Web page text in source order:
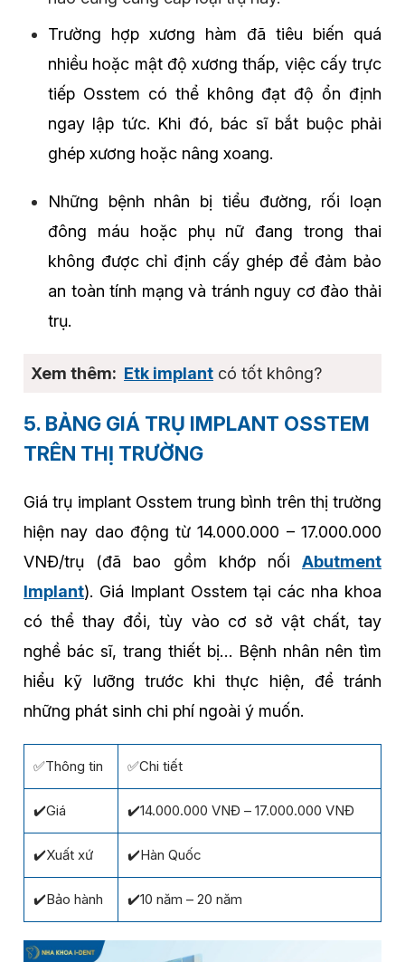
Trường hợp xương hàm đã tiêu biến quá
nhiều hoặc mật độ xương thấp, việc cấy trực
tiếp Osstem có thể không đạt độ ổn định
ngay lập tức. Khi đó, bác sĩ bắt buộc phải
ghép xương hoặc nâng xoang.
Những bệnh nhân bị tiểu đường, rối loạn
đông máu hoặc phụ nữ đang trong thai
không được chỉ định cấy ghép để đảm bảo
an toàn tính mạng và tránh nguy cơ đào thải
trụ.
Etk implant có tốt không?
5. BẢNG GIÁ TRỤ IMPLANT OSSTEM
TRÊN THỊ TRƯỜNG
Giá trụ implant Osstem trung bình trên thị trường
hiện nay dao động từ 14.000.000 – 17.000.000
VNĐ/trụ (đã bao gồm khớp nối Abutment
Implant). Giá Implant Osstem tại các nha khoa
có thể thay đổi, tùy vào cơ sở vật chất, tay
nghề bác sĩ, trang thiết bị… Bệnh nhân nên tìm
hiểu kỹ lưỡng trước khi thực hiện, để tránh
những phát sinh chi phí ngoài ý muốn.
✅Thông tin ✅Chi tiết
✔️Giá ✔️14.000.000 VNĐ – 17.000.000 VNĐ
✔️Xuất xứ ✔️Hàn Quốc
✔️Bảo hành ✔️10 năm – 20 năm